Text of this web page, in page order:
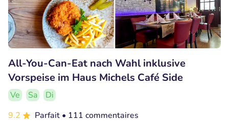
All-You-Can-Eat nach Wahl inklusive
Vorspeise im Haus Michels Café Side
Ve Sa
Di
9.2
Parfait • 111 commentaires